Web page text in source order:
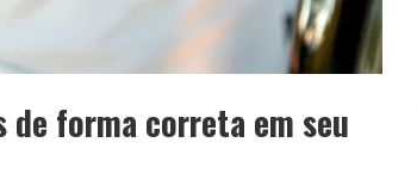
de forma correta em seu